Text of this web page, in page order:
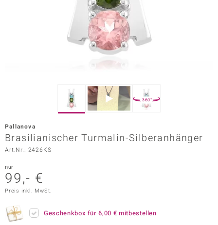
Vogue
Paraíso
360°
Pallanova
Brasilianischer Turmalin-Silberanhänger
Art.Nr.: 2426KS
nur
99,- €
Preis inkl. MwSt.
Geschenkbox für6,00 € mitbestellen